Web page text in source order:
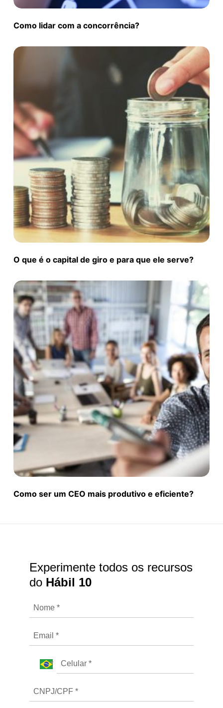
Como lidar com a concorrência?
O que é o capital de giro e para que ele serve?
Como ser um CEO mais produtivo e eficiente?
Experimente todos os recursos
do Hábil 10